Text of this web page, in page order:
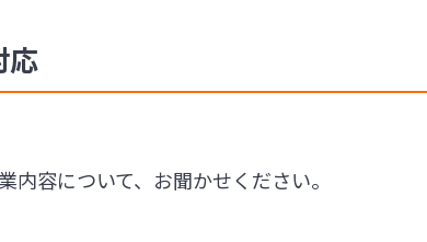
応
容について、お聞かせください。